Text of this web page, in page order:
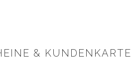
& KUNDENKARTE